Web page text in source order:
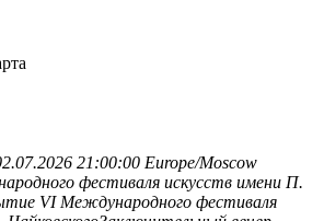
21:00:00 Europe/Moscow
фестиваля искусств имени П.
VI Международного фестиваля